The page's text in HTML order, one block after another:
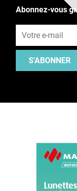
Abonnez-vous
S'ABONNER